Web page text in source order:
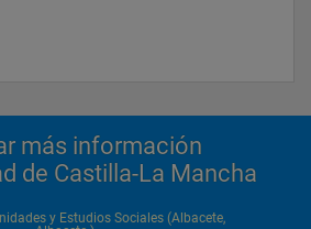
decisiones, y saber adaptarse a los
Francesa
más información
de Castilla-La Mancha
y Estudios Sociales (Albacete,